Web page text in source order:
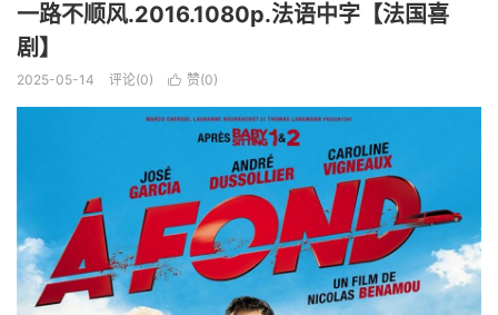
一路不顺风.2016.1080p.法语中字【法国喜
剧】
2025-05-14 评论(0)  赞(0)